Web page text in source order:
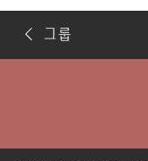
그룹